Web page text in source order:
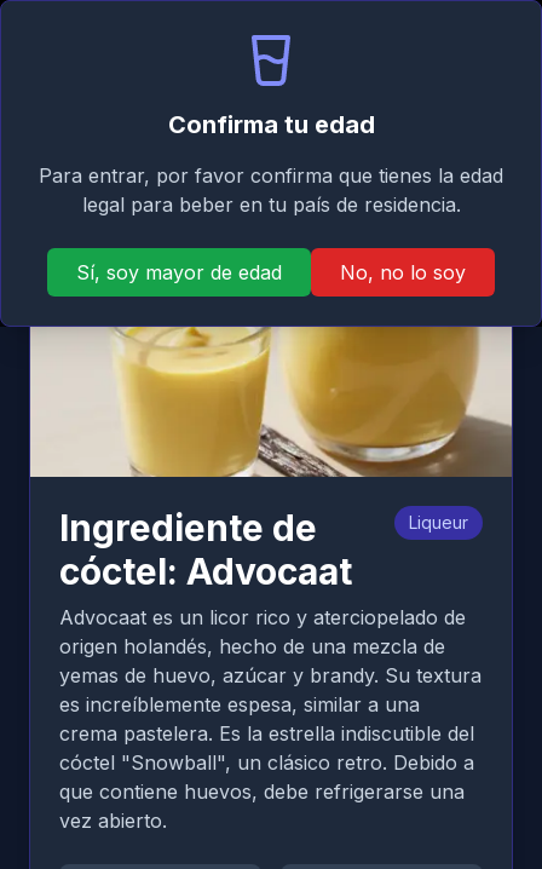
Confirma tu edad
Para entrar, por favor confirma que tienes la edad
legal para beber en tu país de residencia.
Sí, soy mayor de edad No, no lo soy
ES
Ingrediente de
cóctel: Advocaat
Liqueur
Advocaat es un licor rico y aterciopelado de
origen holandés, hecho de una mezcla de
yemas de huevo, azúcar y brandy. Su textura
es increíblemente espesa, similar a una
crema pastelera. Es la estrella indiscutible del
cóctel "Snowball", un clásico retro. Debido a
que contiene huevos, debe refrigerarse una
vez abierto.